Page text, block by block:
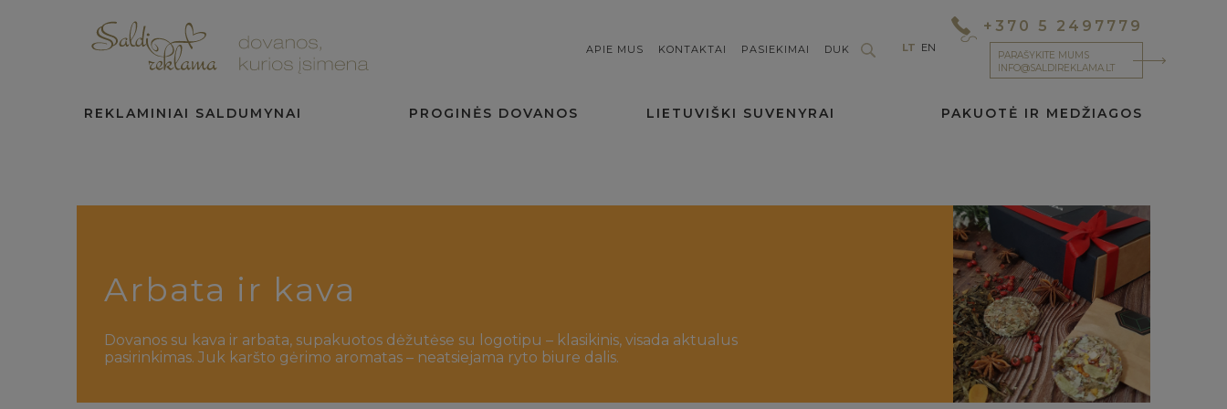
APIE MUS KONTAKTAI PASIEKIMAI DUK LT EN
+370 5 2497779
PARAŠYKITE MUMS
INFO@SALDIREKLAMA.LT
REKLAMINIAI SALDUMYNAI PROGINĖS DOVANOS LIETUVIŠKI SUVENYRAI PAKUOTĖ IR MEDŽIAGOS
Arbata ir kava
Dovanos su kava ir arbata, supakuotos dėžutėse su logotipu – klasikinis, visada aktualus
pasirinkimas. Juk karšto gėrimo aromatas – neatsiejama ryto biure dalis.